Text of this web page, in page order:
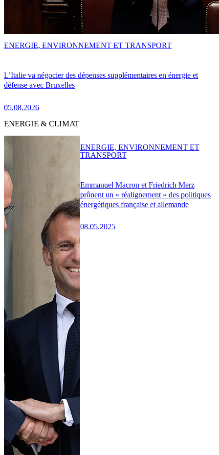
L’Italie va négocier des dépenses supplémentaires en énergie et
défense avec Bruxelles
05.08.2026
ENERGIE, ENVIRONNEMENT ET TRANSPORT
ENERGIE & CLIMAT
Emmanuel Macron et Friedrich Merz
prônent un « réalignement » des politiques
énergétiques française et allemande
08.05.2025
ENERGIE, ENVIRONNEMENT ET
TRANSPORT